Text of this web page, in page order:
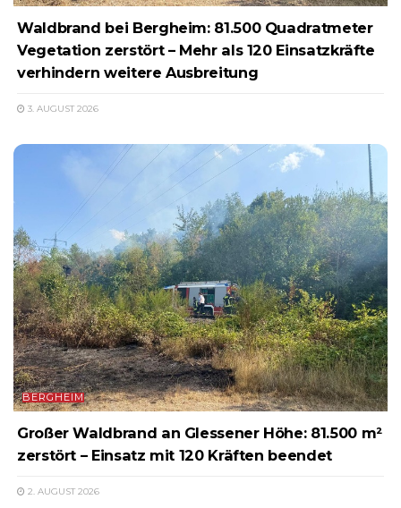
Waldbrand bei Bergheim: 81.500 Quadratmeter
Vegetation zerstört – Mehr als 120 Einsatzkräfte
verhindern weitere Ausbreitung
3. AUGUST 2026
BERGHEIM
Großer Waldbrand an Glessener Höhe: 81.500 m²
zerstört – Einsatz mit 120 Kräften beendet
2. AUGUST 2026